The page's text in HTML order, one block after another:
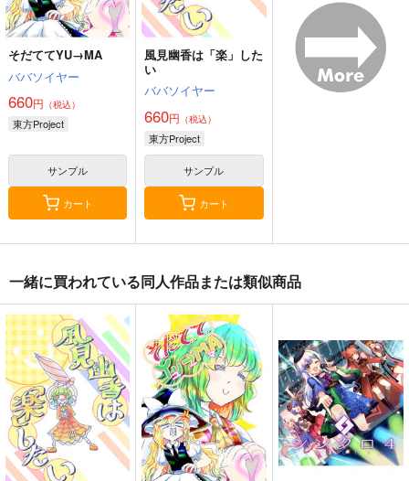
サンプル サンプル
カート
星に寄せる想い/色は
匂へど散りぬるを
幽閉サテライト
2,750円（税込）
東方Project
サンプル
カート
始まりの雨
幽閉サテライト
2,200円（税込）
東方Project
サンプル
カート
東方錦上
京 ～ Fossilized Won
1,760円（税込）
東方Project
サンプル
カート
そだててYU→MA
ババソイヤー
660円 （税込）
東方Project
サンプル
カート
風見幽香は「楽」した
い
ババソイヤー
660円 （税込）
東方Project
サンプル
カート
一緒に買われている同人作品または類似商品